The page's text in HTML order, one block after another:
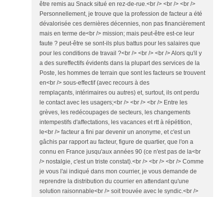
être remis au Snack situé en rez-de-rue.<br /> <br /> <br />
Personnellement, je trouve que la profession de facteur a été
dévalorisée ces dernières décennies, non pas financièrement
mais en terme de<br /> mission; mais peut-être est-ce leur
faute ? peut-être se sont-ils plus battus pour les salaires que
pour les conditions de travail ?<br /> <br /> <br /> Alors qu'il y
a des sureffectifs évidents dans la plupart des services de la
Poste, les hommes de terrain que sont les facteurs se trouvent
en<br /> sous-effectif (avec recours à des
remplaçants, intérimaires ou autres) et, surtout, ils ont perdu
le contact avec les usagers;<br /> <br /> <br /> Entre les
grèves, les redécoupages de secteurs, les changements
intempestifs d'affectations, les vacances et rtt à répétition,
le<br /> facteur a fini par devenir un anonyme, et c'est un
gâchis par rapport au facteur, figure de quartier, que l'on a
connu en France jusqu'aux années 90 (ce n'est pas de la<br
/> nostalgie, c'est un triste constat).<br /> <br /> <br /> Comme
je vous l'ai indiqué dans mon courrier, je vous demande de
reprendre la distribution du courrier en attendant qu'une
solution raisonnable<br /> soit trouvée avec le syndic.<br />